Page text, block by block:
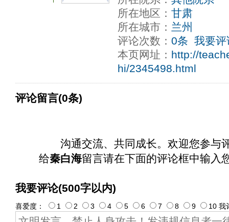
所在地区： 甘肃
所在城市： 兰州
评论次数： 0条 我要评
本页网址： http://
hi/2345498.html
评论留言(0条)
沟通交流、共同成长。欢迎您参与
给秦白海留言请在下面的评论框中输入
我要评论(500字以内)
喜爱度： 1 2 3 4 5 6 7 8 9 10 我